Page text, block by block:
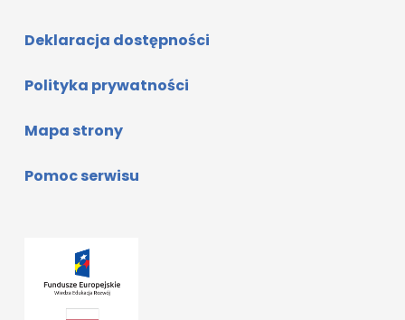
Deklaracja dostępności
Polityka prywatności
Mapa strony
Pomoc serwisu